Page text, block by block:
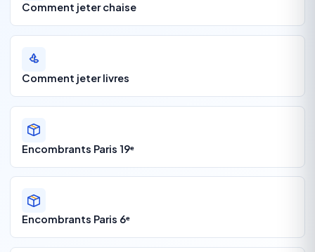
Comment jeter chaise
Comment jeter livres
Encombrants Paris 19ᵉ
Encombrants Paris 6ᵉ